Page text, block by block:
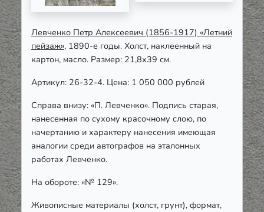
Левченко Петр Алексеевич (1856-1917) «Летний
пейзаж», 1890-е годы. Холст, наклеенный на
картон, масло. Размер: 21,8х39 см.
Артикул: 26-32-4. Цена: 1 050 000 рублей
Справа внизу: «П. Левченко». Подпись старая,
нанесенная по сухому красочному слою, по
начертанию и характеру нанесения имеющая
аналогии среди автографов на эталонных
работах Левченко.
На обороте: «№ 129».
Живописные материалы (холст, грунт), формат,